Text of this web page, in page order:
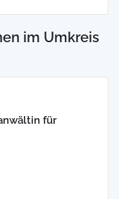
im Umkreis
für